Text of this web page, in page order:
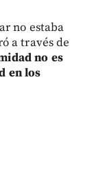
no estaba
a través de
no es
en los